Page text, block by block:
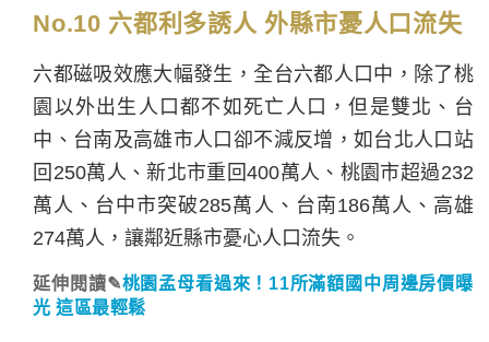
No.10 六都利多誘人 外縣市憂人口流失
六都磁吸效應大幅發生，全台六都人口中，除了桃
園以外出生人口都不如死亡人口，但是雙北、台
中、台南及高雄市人口卻不減反增，如台北人口站
回250萬人、新北市重回400萬人、桃園市超過232
萬人、台中市突破285萬人、台南186萬人、高雄
274萬人，讓鄰近縣市憂心人口流失。
延伸閱讀✎桃園孟母看過來！11所滿額國中周邊房價曝
光 這區最輕鬆